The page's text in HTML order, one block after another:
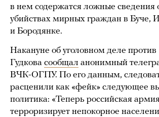
в нем содержатся ложные сведения
убийствах мирных граждан в Буче,
и Бородянке.
Накануне об уголовном деле против
Гудкова сообщал анонимный
ВЧК-ОГПУ. По его данным,
расценили как «фейк» следующее
политика: «Теперь российская
терроризирует непокорное